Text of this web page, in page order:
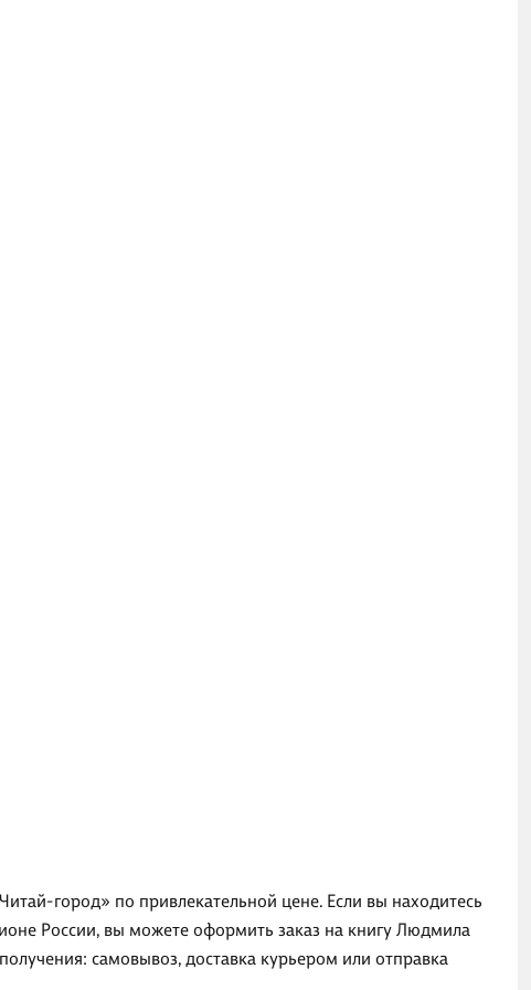
город» по привлекательной цене. Если вы находитесь
России, вы можете оформить заказ на книгу Людмила
самовывоз, доставка курьером или отправка